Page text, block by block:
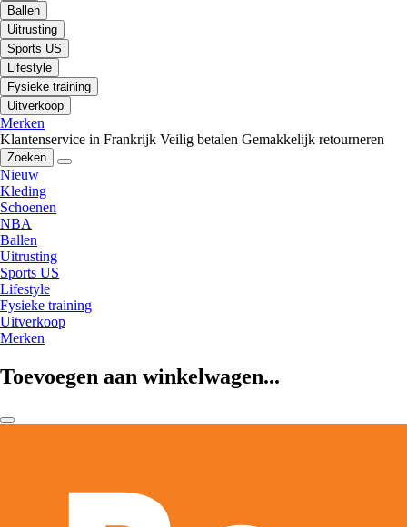
Ballen
Uitrusting
Sports US
Lifestyle
Fysieke training
Uitverkoop
Merken
Klantenservice in Frankrijk Veilig betalen Gemakkelijk retourneren
Zoeken
Nieuw
Kleding
Schoenen
NBA
Ballen
Uitrusting
Sports US
Lifestyle
Fysieke training
Uitverkoop
Merken
Toevoegen aan winkelwagen...